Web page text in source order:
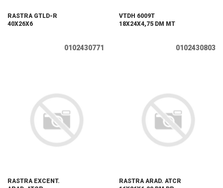
RASTRA GTLD-R
40X26X6
0102430771
VTDH 6009T
18X24X4,75 DM MT
0102430803
RASTRA EXCENT.
RASTRA ARAD. ATCR